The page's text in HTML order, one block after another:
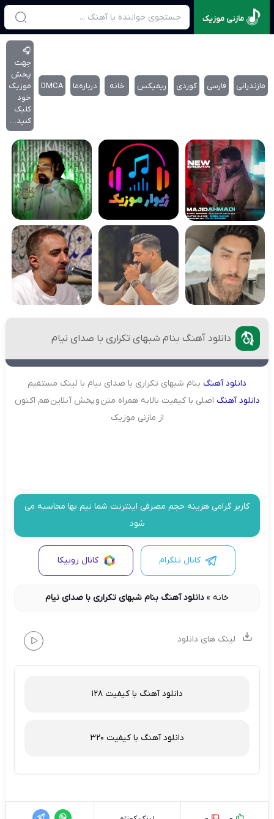
مازنی موزیک
مازندرانی فارسی کوردی ریمیکس خانه درباره‌‌ما DMCA
🎧
جهت
پخش
موزیک
خود
کلیک
کنید…
دانلود آهنگ بنام شبهای تکراری با صدای نیام
دانلودآهنگ بنام شبهای تکراری با صدای نیام با لینک مستقیم
دانلودآهنگ اصلی با کیفیت بالا به همراه متن و پخش آنلاین هم اکنون
از مازنی موزیک
کاربر گرامی هزینه حجم مصرفی اینترنت شما نیم بها محاسبه می
شود
کانال تلگرام کانال روبیکا
خانه» دانلود آهنگ بنام شبهای تکراری با صدای نیام
لینک های دانلود
دانلود آهنگ با کیفیت 128
دانلود آهنگ با کیفیت 320